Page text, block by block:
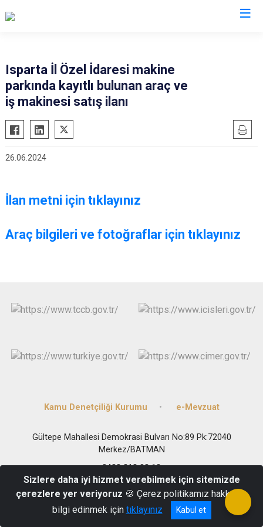
Isparta İl Özel İdaresi makine
parkında kayıtlı bulunan araç ve
iş makinesi satış ilanı
26.06.2024
İlan metni için tıklayınız
Araç bilgileri ve fotoğraflar için tıklayınız
Kamu Denetçiliği Kurumu e-Mevzuat
Gültepe Mahallesi Demokrasi Bulvarı No:89 Pk:72040
Merkez/BATMAN
0488 218 08 13
Sizlere daha iyi hizmet verebilmek için sitemizde
çerezlere yer veriyoruz 🍪 Çerez politikamız hakkında
bilgi edinmek için tıklayınız Kabul et